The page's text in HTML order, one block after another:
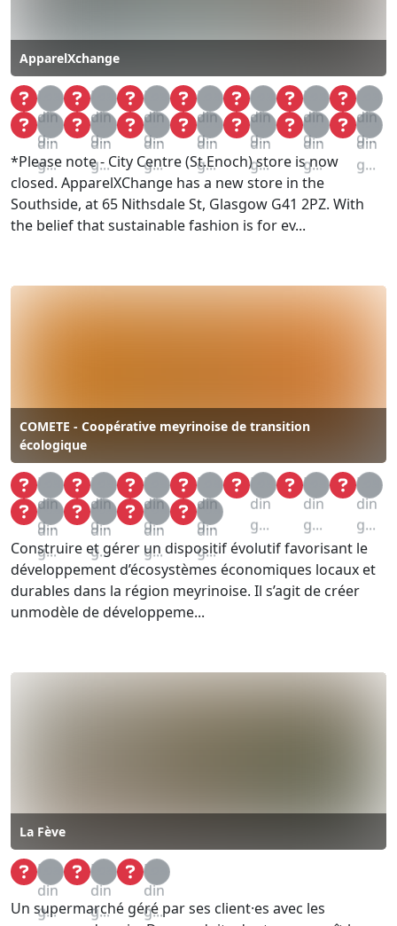
ApparelXchange
Loa
din
g...
Loa
din
g...
Loa
din
g...
Loa
din
g...
Loa
din
g...
Loa
din
g...
Loa
din
g...
Loa
din
g...
Loa
din
g...
Loa
din
g...
Loa
din
g...
Loa
din
g...
Loa
din
g...
Loa
din
g...
*Please note - City Centre (St.Enoch) store is now
closed. ApparelXChange has a new store in the
Southside, at 65 Nithsdale St, Glasgow G41 2PZ. With
the belief that sustainable fashion is for ev...
COMETE - Coopérative meyrinoise de transition
écologique
Loa
din
g...
Loa
din
g...
Loa
din
g...
Loa
din
g...
Loa
din
g...
Loa
din
g...
Loa
din
g...
Loa
din
g...
Loa
din
g...
Loa
din
g...
Loa
din
g...
Construire et gérer un dispositif évolutif favorisant le
développement d’écosystèmes économiques locaux et
durables dans la région meyrinoise. Il s’agit de créer
unmodèle de développeme...
La Fève
Loa
din
g...
Loa
din
g...
Loa
din
g...
Un supermarché géré par ses client·es avec les